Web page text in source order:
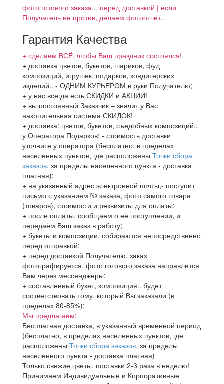
фото готового заказа.., перед доставкой | если
Получатель не против, делаем фотоотчёт..
Гарантия Качества
+ сделаем ВСЁ, чтобы Ваш праздник состоялся!
+ доставка цветов, букетов, шариков, фуд
композиций, игрушек, подарков, кондитерских
изделий.. - ОДНИМ КУРЬЕРОМ в руки Получателю;
+ у нас всегда есть СКИДКИ и АКЦИИ!
+ вы постоянный Заказчик – значит у Вас
накопительная система СКИДОК!
+ доставка: цветов, букетов, съедобных композиций..
у Оператора Подарков: - стоимость доставки
уточните у оператора (бесплатно, в пределах
населенных пунктов, где расположены Точки сбора
заказов, за пределы населенного пункта - доставка
платная);
+ на указанный адрес электронной почты,- поступит
письмо с указанием № заказа, фото самого товара
(товаров), стоимости и реквизиты для оплаты;
+ после оплаты, сообщаем о её поступлении, и
передаём Ваш заказ в работу;
+ букеты и композиции, собираются непосредственно
перед отправкой;
+ перед доставкой Получателю, заказ
фотографируется, фото готового заказа направлется
Вам через мессенджеры;
+ составленный букет, композиция.. будет
соответствовать тому, который Вы заказали (в
пределах 80-85%);
Мы предлагаем:
Бесплатная доставка, в указанный временной период
(бесплатно, в пределах населенных пунктов, где
расположены Точки сбора заказов, за пределы
населенного пункта - доставка платная)
Только свежие цветы, поставки 2-3 раза в неделю!
Принимаем Индивидуальные и Корпоративные